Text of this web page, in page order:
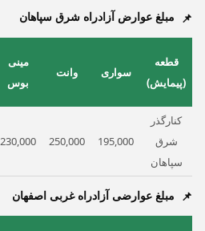
مبلغ عوارض آزادراه شرق سپاهان
قطعه
(پیمایش)
سواری وانت
مینی
بوس
کنارگذر
شرق
سپاهان
195,000
250,000
230,000
مبلغ عوارضی آزادراه غربی اصفهان